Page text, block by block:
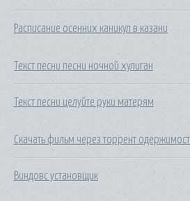
Расписание осенних каникул в казани
Текст песни песни ночной хулиган
Текст песни целуйте руки матерям
Скачать фильм через торрент
Виндовс установщик